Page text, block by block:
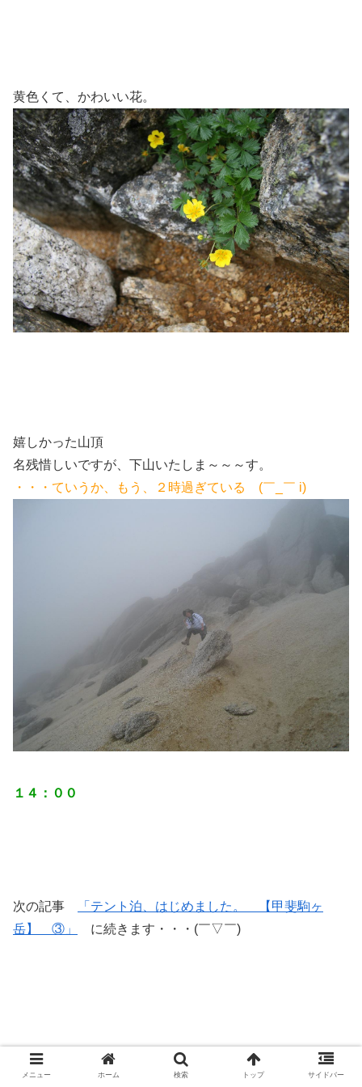
黄色くて、かわいい花。
嬉しかった山頂
名残惜しいですが、下山いたしま～～～す。
・・・ていうか、もう、２時過ぎている (￣_￣ i)
１４：００
次の記事
「テント泊、はじめました。 【甲斐駒ヶ
岳】 ③」
に続きます・・・(￣▽￣)
メニュー ホーム 検索 トップ サイドバー